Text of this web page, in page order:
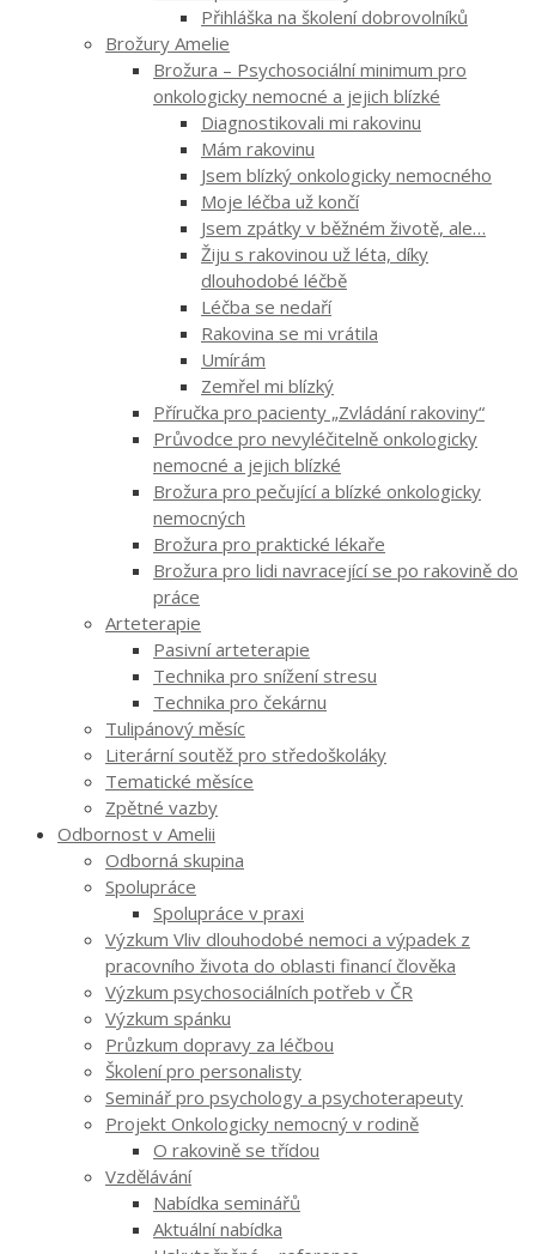
Přihláška na školení dobrovolníků
Brožury Amelie
Brožura – Psychosociální minimum pro
onkologicky nemocné a jejich blízké
Diagnostikovali mi rakovinu
Mám rakovinu
Jsem blízký onkologicky nemocného
Moje léčba už končí
Jsem zpátky v běžném životě, ale…
Žiju s rakovinou už léta, díky
dlouhodobé léčbě
Léčba se nedaří
Rakovina se mi vrátila
Umírám
Zemřel mi blízký
Příručka pro pacienty „Zvládání rakoviny“
Průvodce pro nevyléčitelně onkologicky
nemocné a jejich blízké
Brožura pro pečující a blízké onkologicky
nemocných
Brožura pro praktické lékaře
Brožura pro lidi navracející se po rakovině do
práce
Arteterapie
Pasivní arteterapie
Technika pro snížení stresu
Technika pro čekárnu
Tulipánový měsíc
Literární soutěž pro středoškoláky
Tematické měsíce
Zpětné vazby
Odbornost v Amelii
Odborná skupina
Spolupráce
Spolupráce v praxi
Výzkum Vliv dlouhodobé nemoci a výpadek z
pracovního života do oblasti financí člověka
Výzkum psychosociálních potřeb v ČR
Výzkum spánku
Průzkum dopravy za léčbou
Školení pro personalisty
Seminář pro psychology a psychoterapeuty
Projekt Onkologicky nemocný v rodině
O rakovině se třídou
Vzdělávání
Nabídka seminářů
Aktuální nabídka